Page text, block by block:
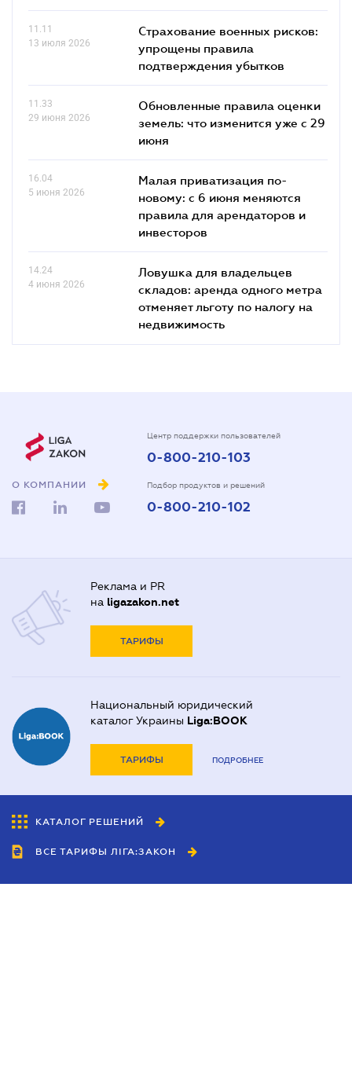
11.11
13 июля 2026
Страхование военных рисков:
упрощены правила
подтверждения убытков
11.33
29 июня 2026
Обновленные правила оценки
земель: что изменится уже с 29
июня
16.04
5 июня 2026
Малая приватизация по-
новому: с 6 июня меняются
правила для арендаторов и
инвесторов
14.24
4 июня 2026
Ловушка для владельцев
складов: аренда одного метра
отменяет льготу по налогу на
недвижимость
О КОМПАНИИ
Центр поддержки пользователей
0-800-210-103
Подбор продуктов и решений
0-800-210-102
Реклама и PR
на ligazakon.net
ТАРИФЫ
Национальный юридический
каталог Украины Liga:BOOK
ТАРИФЫ ПОДРОБНЕЕ
КАТАЛОГ РЕШЕНИЙ
ВСЕ ТАРИФЫ ЛІГА:ЗАКОН